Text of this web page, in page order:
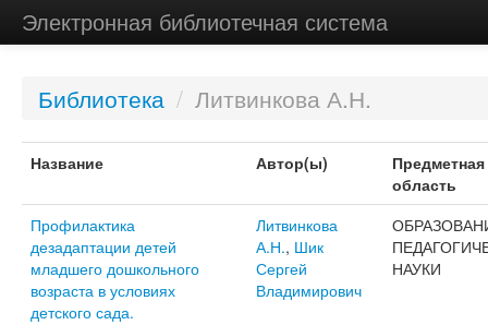
Электронная библиотечная система
Библиотека / Литвинкова А.Н.
Название Автор(ы)
Предметная
область
Профилактика
дезадаптации детей
младшего дошкольного
возраста в условиях
детского сада.
Литвинкова
А.Н., Шик
Сергей
Владимирович
НАУКИ